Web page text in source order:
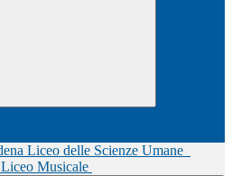
Liceo delle Scienze Umane
Liceo Musicale